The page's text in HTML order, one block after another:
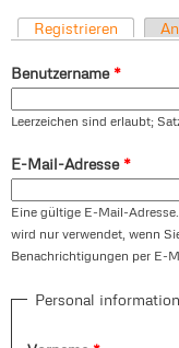
Registrieren
Benutzername *
Leerzeichen sind erlaubt;
E-Mail-Adresse *
Eine gültige E-Mail-
wird nur verwendet, wenn
Benachrichtigungen per E-
Personal information